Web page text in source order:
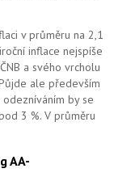
v průměru na 2,1
inflace nejspíše
a svého vrcholu
ale především
by se
3 %. V průměru
AA-